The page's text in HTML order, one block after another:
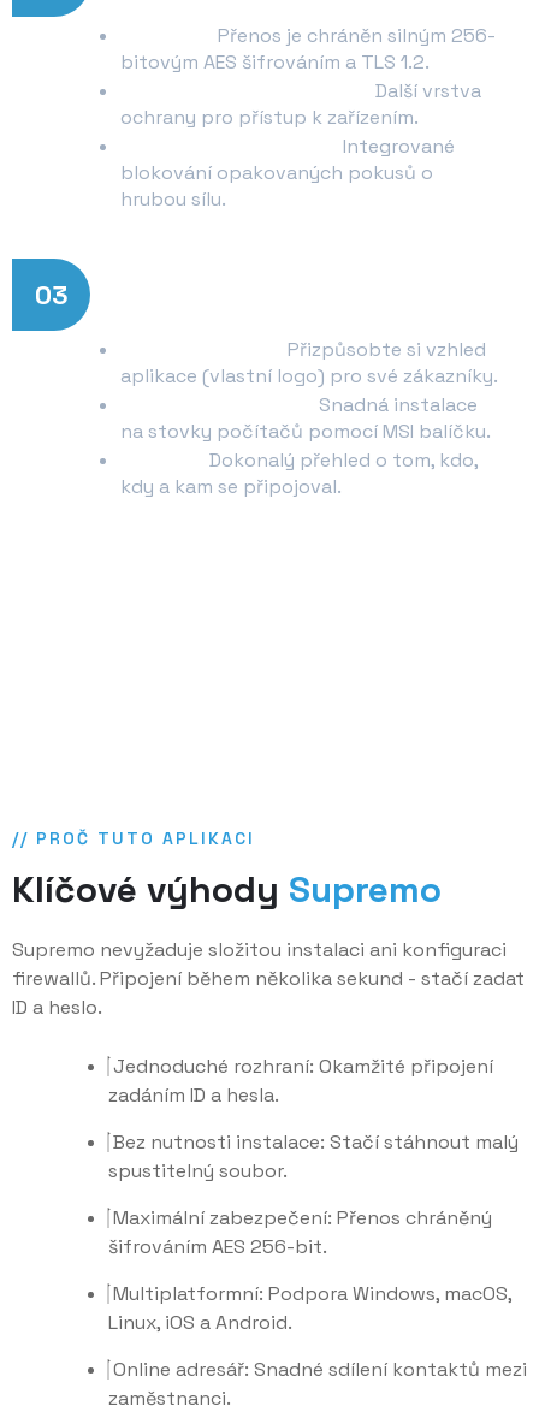
Přenos je chráněn silným 256-
bitovým AES šifrováním a TLS 1.2.
Další vrstva
ochrany pro přístup k zařízením.
Integrované
blokování opakovaných pokusů o
hrubou sílu.
03
Přizpůsobte si vzhled
aplikace (vlastní logo) pro své zákazníky.
Snadná instalace
na stovky počítačů pomocí MSI balíčku.
Dokonalý přehled o tom, kdo,
kdy a kam se připojoval.
// PROČ TUTO APLIKACI
Klíčové výhody Supremo
Supremo nevyžaduje složitou instalaci ani konfiguraci
firewallů. Připojení během několika sekund - stačí zadat
ID a heslo.
Jednoduché rozhraní: Okamžité připojení
zadáním ID a hesla.
Bez nutnosti instalace: Stačí stáhnout malý
spustitelný soubor.
Maximální zabezpečení: Přenos chráněný
šifrováním AES 256-bit.
Multiplatformní: Podpora Windows, macOS,
Linux, iOS a Android.
Online adresář: Snadné sdílení kontaktů mezi
zaměstnanci.